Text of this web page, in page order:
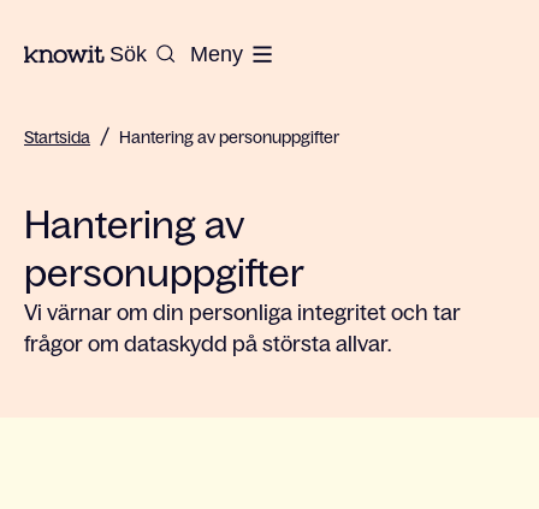
Till startsidan på Knowit
Sök Meny
Startsida / Hantering av personuppgifter
Hantering av
personuppgifter
Vi värnar om din personliga integritet och tar
frågor om dataskydd på största allvar.